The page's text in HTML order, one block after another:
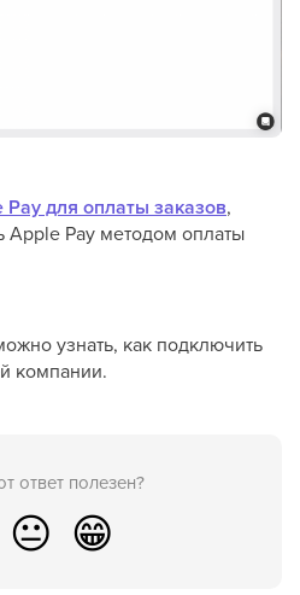
Pay для оплаты заказов,
Apple Pay методом оплаты
узнать, как подключить
компании.
ответ полезен?
😐 😁